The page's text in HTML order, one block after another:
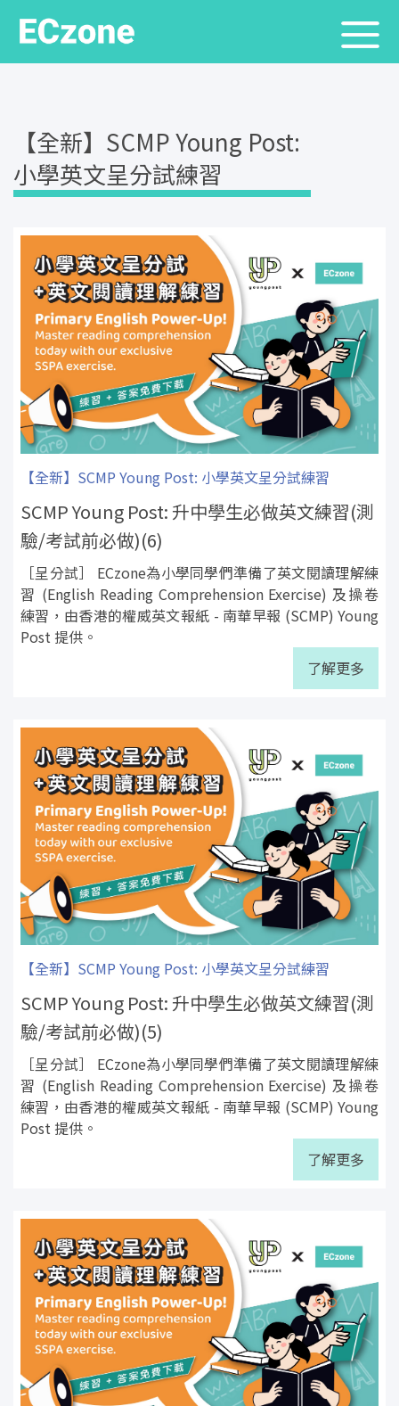
【全新】SCMP Young Post:
小學英文呈分試練習
【全新】SCMP Young Post: 小學英文呈分試練習
SCMP Young Post: 升中學生必做英文練習(測
驗/考試前必做)(6)
［呈分試］ ECzone為小學同學們準備了英文閱讀理解練
習 (English Reading Comprehension Exercise) 及操卷
練習，由香港的權威英文報紙 - 南華早報 (SCMP) Young
Post 提供。
了解更多
【全新】SCMP Young Post: 小學英文呈分試練習
SCMP Young Post: 升中學生必做英文練習(測
驗/考試前必做)(5)
［呈分試］ ECzone為小學同學們準備了英文閱讀理解練
習 (English Reading Comprehension Exercise) 及操卷
練習，由香港的權威英文報紙 - 南華早報 (SCMP) Young
Post 提供。
了解更多